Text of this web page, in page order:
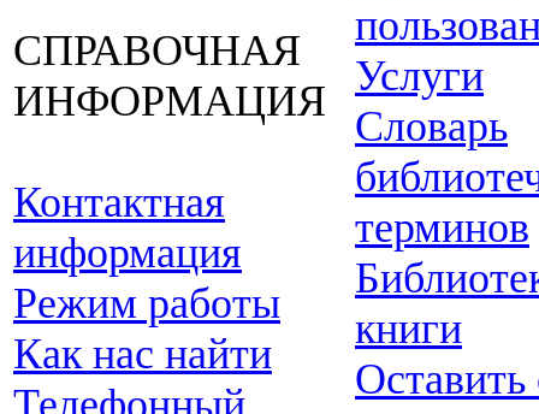
СПРАВОЧНАЯ
ИНФОРМАЦИЯ
Контактная
информация
Режим работы
Как нас найти
Телефонный
Услуги
Словарь
терминов
книги
Оставить